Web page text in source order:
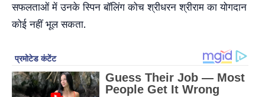
सफलताओं में उनके स्पिन बॉलिंग कोच श्रीधरन श्रीराम का योगदान
कोई नहीं भूल सकता.